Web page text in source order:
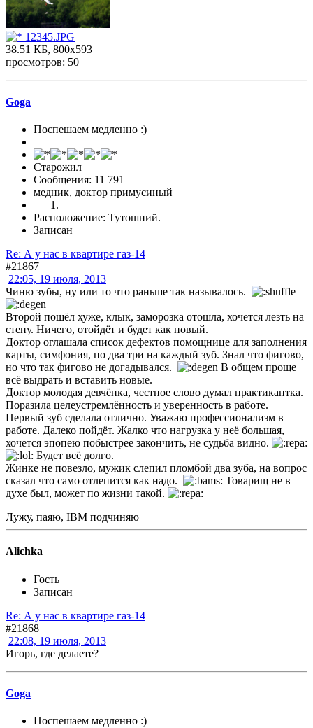
12345.JPG
38.51 КБ, 800x593
просмотров: 50
Goga
Поспешаем медленно :)
Старожил
Сообщения: 11 791
медник, доктор примусиный
Расположение: Тутошний.
Записан
Re: А у нас в квартире газ-14
#21867
22:05, 19 июля, 2013
Чиню зубы, ну или то что раньше так называлось.
Второй пошёл хуже, клык, заморозка отошла, хочется лезть на
стену. Ничего, отойдёт и будет как новый.
Доктор оглашала список дефектов помощнице для заполнения
карты, симфония, по два три на каждый зуб. Знал что фигово,
но что так фигово не догадывался.
В общем проще
всё выдрать и вставить новые.
Доктор молодая девчёнка, честное слово думал практикантка.
Поразила целеустремлённость и уверенность в работе.
Первый зуб сделала отлично. Уважаю профессионализм в
работе. Далеко пойдёт. Жалко что нагрузка у неё большая,
хочется эпопею побыстрее закончить, не судьба видно.
Будет всё долго.
Жинке не повезло, мужик слепил пломбой два зуба, на вопрос
сказал что само отлепится как надо.
Товарищ не в
духе был, может по жизни такой.
Лужу, паяю, IBM подчиняю
Alichka
Гость
Записан
Re: А у нас в квартире газ-14
#21868
22:08, 19 июля, 2013
Игорь, где делаете?
Goga
Поспешаем медленно :)